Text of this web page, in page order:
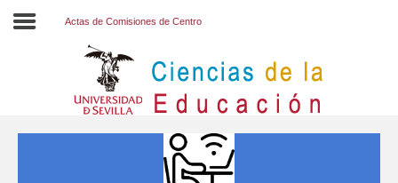
Actas de Comisiones de Centro